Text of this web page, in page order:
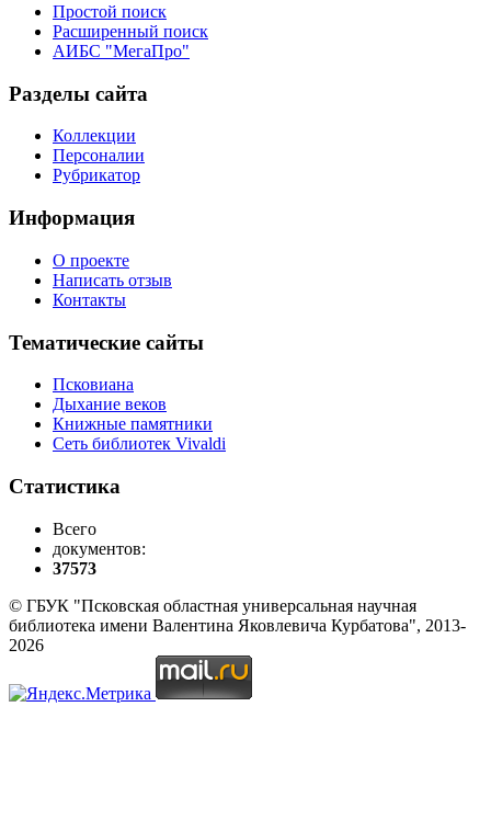
Простой поиск
Расширенный поиск
АИБС "МегаПро"
Разделы сайта
Коллекции
Персоналии
Рубрикатор
Информация
О проекте
Написать отзыв
Контакты
Тематические сайты
Псковиана
Дыхание веков
Книжные памятники
Сеть библиотек Vivaldi
Статистика
Всего
документов:
37573
© ГБУК "Псковская областная универсальная научная
библиотека имени Валентина Яковлевича Курбатова", 2013-
2026